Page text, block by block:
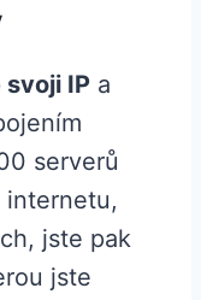
IP a
serverů
internetu,
jste pak
jste